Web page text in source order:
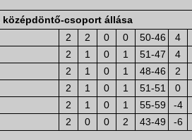
középdöntő-csoport állása
2 2 0 0 50-46
4
2 1 0 1 51-47
4
2 1 0 1 48-46
2
2 1 0 1 51-51
0
2 1 0 1 55-59
-4
2 0 0 2 43-49 -6